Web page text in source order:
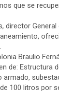
que se
director General
Braulio
de: Estructura
100 litros por